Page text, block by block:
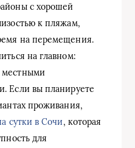
с хорошей
к пляжам,
на перемещения.
на главном:
местными
Если вы планируете
проживания,
сутки в Сочи, которая
для